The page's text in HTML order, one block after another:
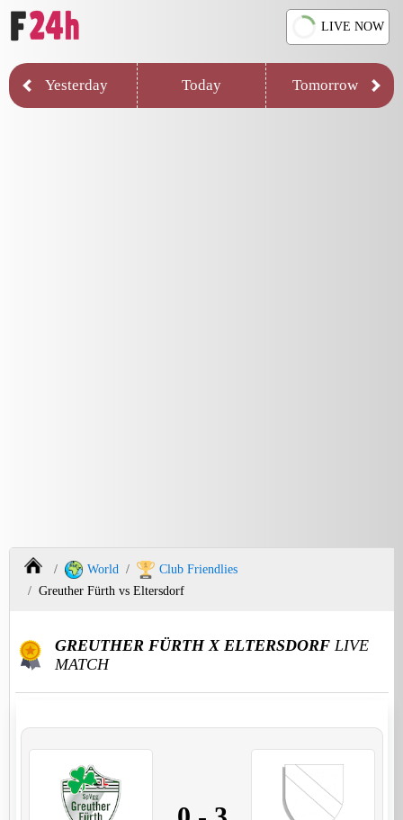
LIVE NOW
Yesterday Today Tomorrow
World
Club Friendlies
Greuther Fürth vs Eltersdorf
GREUTHER FÜRTH X ELTERSDORF LIVE
MATCH